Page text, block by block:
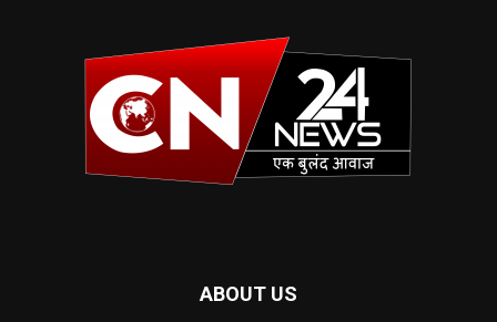
ABOUT US